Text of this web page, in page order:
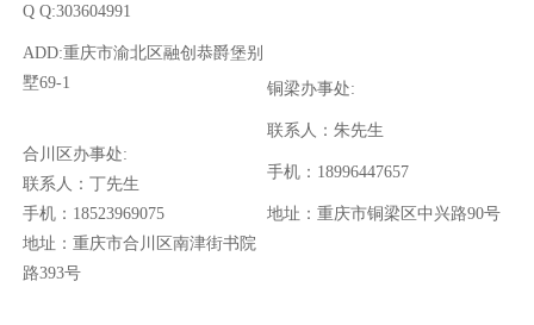
Q Q:303604991
ADD:重庆市渝北区融创恭爵堡别
墅69-1
合川区办事处:
联系人：丁先生
手机：18523969075
地址：重庆市合川区南津街书院
路393号
铜梁办事处:
联系人：朱先生
手机：18996447657
地址：重庆市铜梁区中兴路90号